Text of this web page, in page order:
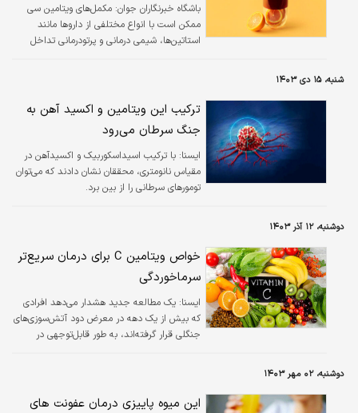
باشگاه خبرنگاران جوان: مکمل‌های ویتامین سی
ممکن است با انواع مختلفی از داروها مانند
استاتین‌ها، شیمی درمانی و پرتودرمانی تداخل
شنبه، ۱۵ دی ۱۴۰۳
ترکیب این ویتامین و اکسید آهن به
جنگ سرطان می‌رود
ايسنا: با ترکیب اسیداسکوربیک و اکسیدآهن در
مقیاس نانومتری، محققان نشان دادند که می‌توان
تومورهای سرطانی را از بین برد.
دوشنبه، ۱۲ آذر ۱۴۰۳
خواص ویتامین C برای درمان سریع‌تر
سرماخوردگی
ايسنا: یک مطالعه جدید هشدار می‌دهد افرادی
که بیش از یک دهه در معرض دود آتش‌سوزی‌های
جنگلی قرار گرفته‌اند، به طور قابل‌توجهی در
دوشنبه، ۰۲ مهر ۱۴۰۳
این میوه پاییزی درمان عفونت های